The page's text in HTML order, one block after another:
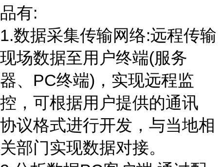
品有:
1.数据采集传输网络:远程传输
现场数据至用户终端(服务
器、 PC终端) ，实现远程监
控，可根据用户提供的通讯
协议格式进行开发，与当地相
关部门实现数据对接。